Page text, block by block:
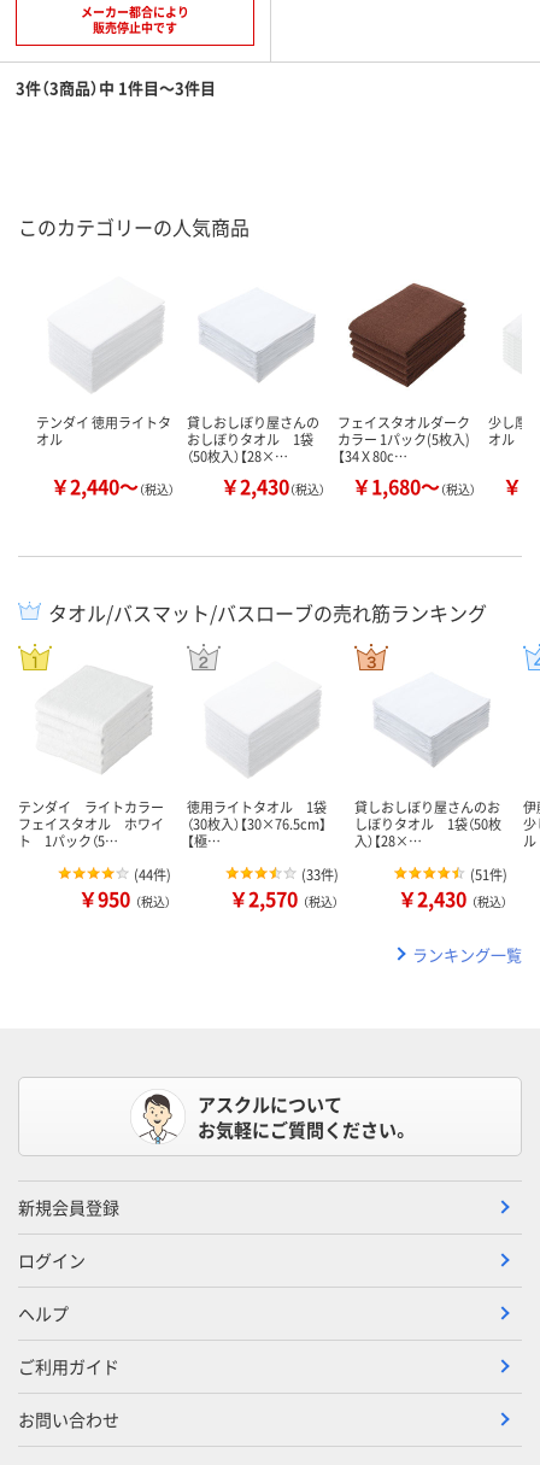
メーカー都合により
販売停止中です
3件（3商品）中 1件目～3件目
このカテゴリーの人気商品
テンダイ 徳用ライトタ
オル
￥2,440～（税込）
貸しおしぼり屋さんの
おしぼりタオル 1袋
（50枚入）【28×…
￥2,430（税込）
フェイスタオルダーク
カラー 1パック(5枚入)
【34Ｘ80c…
￥1,680～（税込）
少し厚
オル
￥
タオル/バスマット/バスローブの売れ筋ランキング
テンダイ ライトカラー
フェイスタオル ホワイ
ト 1パック（5…
(44件)
￥950 （税込）
徳用ライトタオル 1袋
（30枚入）【30×76.5cm】
【極…
(33件)
￥2,570 （税込）
貸しおしぼり屋さんのお
しぼりタオル 1袋（50枚
入）【28×…
(51件)
￥2,430 （税込）
伊
少
ランキング一覧
アスクルについて
お気軽にご質問ください。
新規会員登録
ログイン
ヘルプ
ご利用ガイド
お問い合わせ